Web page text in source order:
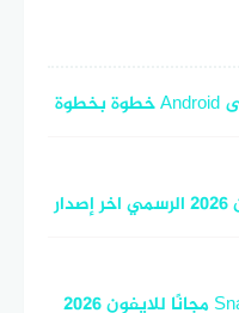
سناب شات – تنزيل Snapchat iOS مجانًا للايفون 2026